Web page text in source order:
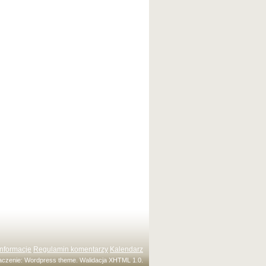
Regulamin komentarzy Kalendarz
Wordpress theme. WalidacjaXHTML 1.0.